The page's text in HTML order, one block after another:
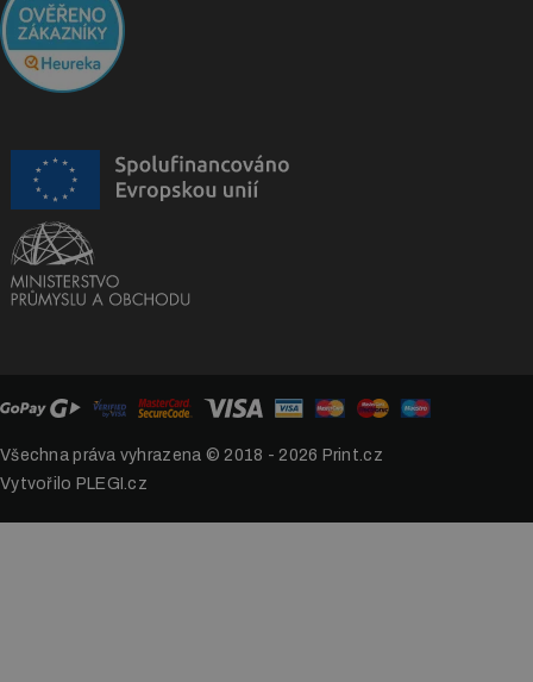
Všechna práva vyhrazena © 2018 - 2026 Print.cz
Vytvořilo PLEGI.cz